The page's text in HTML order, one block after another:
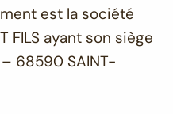
est la société
FILS ayant son siège
68590 SAINT-